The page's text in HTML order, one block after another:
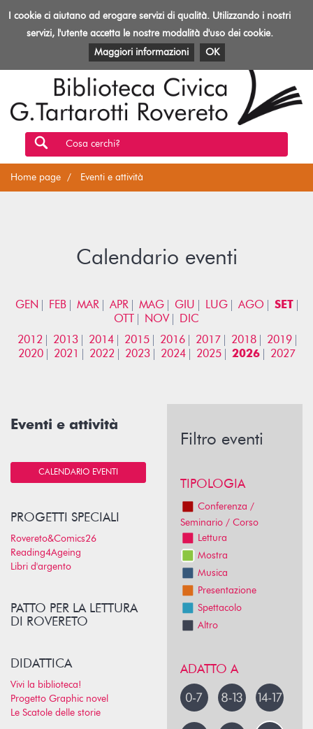
Toggle
Biblioteca
Rovereto
EVENTI E ATTIVITÀ PATRIMONIO E RISORSE
Cosa cerchi?
Home page Eventi e attività
Calendario eventi
GEN FEB MAR APR MAG GIU LUG AGO
SET
OTT
NOV
DIC
2012
2013 2014 2015 2016 2017 2018
2019
2020
2021 2022 2023 2024 2025 2026 2027
Eventi e attività
CALENDARIO EVENTI
PROGETTI SPECIALI
Rovereto&Comics26
Reading4Ageing
Libri d'argento
PATTO PER LA LETTURA
DI ROVERETO
DIDATTICA
Vivi la biblioteca!
Progetto Graphic novel
Le Scatole delle storie
Filtro eventi
TIPOLOGIA
Conferenza /
Seminario / Corso
Lettura
Mostra
Musica
Presentazione
Spettacolo
Altro
ADATTO A
I cookie ci aiutano ad erogare servizi di qualità. Utilizzando i nostri
servizi, l'utente accetta le nostre modalità d'uso dei cookie.
Maggiori informazioni
OK